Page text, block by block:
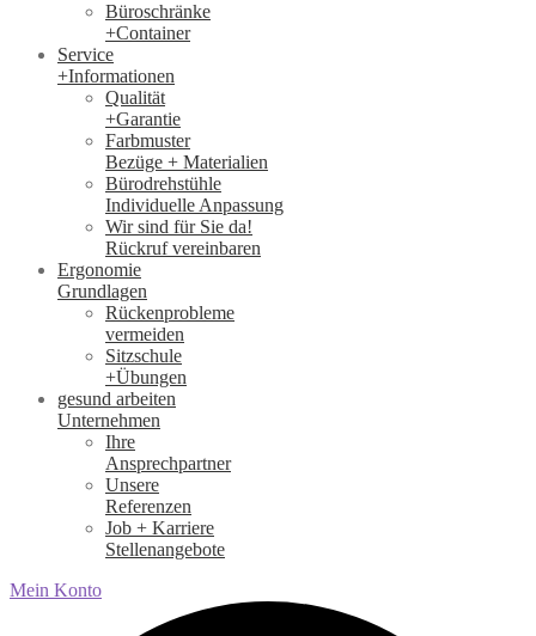
Büroschränke
+Container
Service
+Informationen
Qualität
+Garantie
Farbmuster
Bezüge + Materialien
Bürodrehstühle
Individuelle Anpassung
Wir sind für Sie da!
Rückruf vereinbaren
Ergonomie
Grundlagen
Rückenprobleme
vermeiden
Sitzschule
+Übungen
gesund arbeiten
Unternehmen
Ihre
Ansprechpartner
Unsere
Referenzen
Job + Karriere
Stellenangebote
Mein Konto